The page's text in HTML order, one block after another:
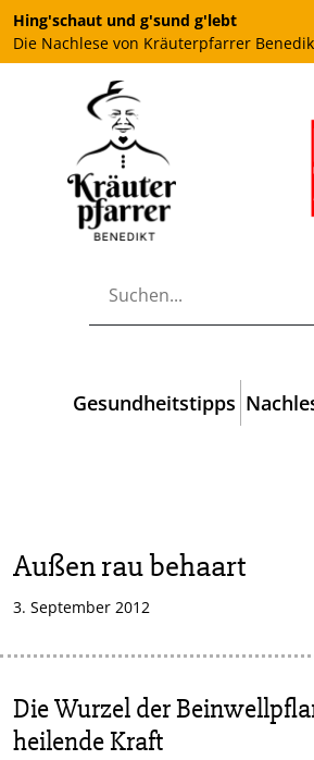
Hing'schaut und g'sund g'lebt
Die Nachlese von Kräuterpfarrer
Gesundheitstipps
Außen rau behaart
3. September 2012
Die Wurzel der
heilende Kraft